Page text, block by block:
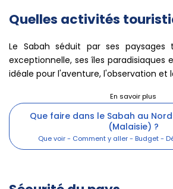
Quelles activités
Le Sabah séduit par ses paysages
exceptionnelle, ses îles paradisiaques
idéale pour l'aventure, l'observation et
Que faire dans le Sabah au
(Malaisie) ?